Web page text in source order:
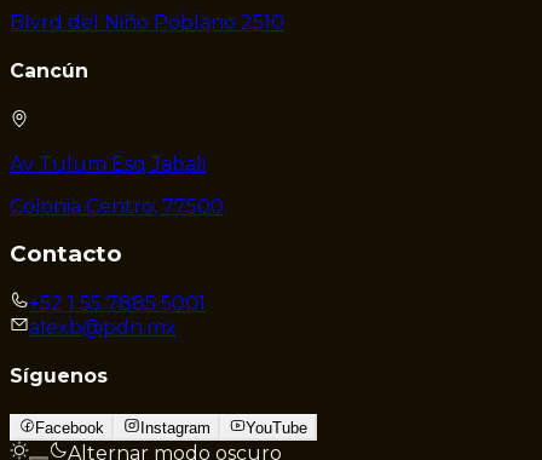
Blvrd del Niño Poblano 2510
Cancún
Av Tulum Esq Jabali
Colonia Centro, 77500
Contacto
+52 1 55 7885 5001
alexb@pdn.mx
Síguenos
Facebook Instagram YouTube
Alternar modo oscuro